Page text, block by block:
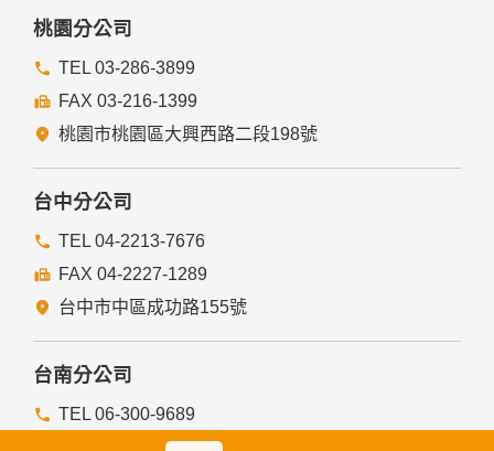
桃園分公司
TEL 03-286-3899
FAX 03-216-1399
桃園市桃園區大興西路二段198號
台中分公司
TEL 04-2213-7676
FAX 04-2227-1289
台中市中區成功路155號
台南分公司
TEL 06-300-9689
FAX 06-222-7889